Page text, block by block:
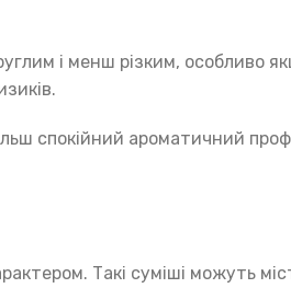
і менш різким, особливо
спокійний ароматичний
Такі суміші можуть